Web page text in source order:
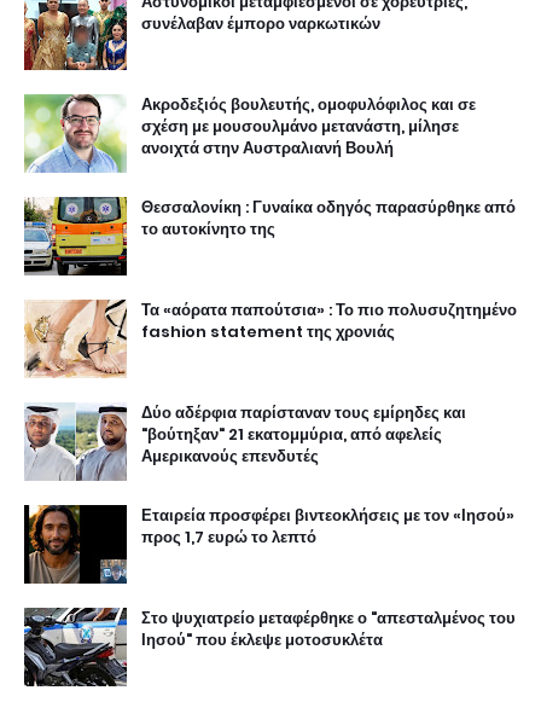
συνέλαβαν έμπορο ναρκωτικών
Ακροδεξιός βουλευτής, ομοφυλόφιλος και σε
σχέση με μουσουλμάνο μετανάστη, μίλησε
ανοιχτά στην Αυστραλιανή Βουλή
Θεσσαλονίκη : Γυναίκα οδηγός παρασύρθηκε από
το αυτοκίνητο της
Τα «αόρατα παπούτσια» : Το πιο πολυσυζητημένο
fashion statement της χρονιάς
Δύο αδέρφια παρίσταναν τους εμίρηδες και
"βούτηξαν" 21 εκατομμύρια, από αφελείς
Αμερικανούς επενδυτές
Εταιρεία προσφέρει βιντεοκλήσεις με τον «Ιησού»
προς 1,7 ευρώ το λεπτό
Στο ψυχιατρείο μεταφέρθηκε ο "απεσταλμένος του
Ιησού" που έκλεψε μοτοσυκλέτα